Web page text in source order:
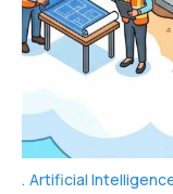
Artificial